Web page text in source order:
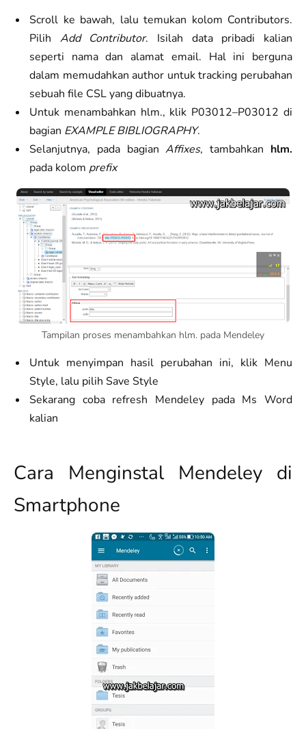
Scroll ke bawah, lalu temukan kolom Contributors.
Pilih Add Contributor. Isilah data pribadi kalian
seperti nama dan alamat email. Hal ini berguna
dalam memudahkan author untuk tracking perubahan
sebuah file CSL yang dibuatnya.
Untuk menambahkan hlm., klik P03012–P03012 di
bagian EXAMPLE BIBLIOGRAPHY.
Selanjutnya, pada bagianAffixes, tambahkan hlm.
pada kolom prefix
Tampilan proses menambahkan hlm. pada Mendeley
Untuk menyimpan hasil perubahan ini, klik Menu
Style, lalu pilih Save Style
Sekarang coba refresh Mendeley pada Ms Word
kalian
Cara Menginstal Mendeley di
Smartphone